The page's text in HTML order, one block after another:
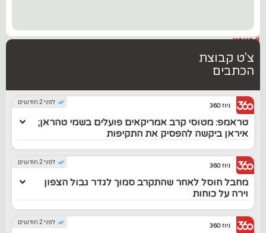
#בארץ
צ'ט קבוצת
הכתבים
לפני 2 חודשים ניוז 360
טראמפ: מטוסי קרב אמריקאים פועלים בשמי טהראן;
איראן ביקשה להפסיק את התקיפות
לפני 2 חודשים ניוז 360
מחבל חוסל לאחר שהתקרב סמוך לגדר גבול הצפון
וירה על כוחות
לפני 2 חודשים ניוז 360